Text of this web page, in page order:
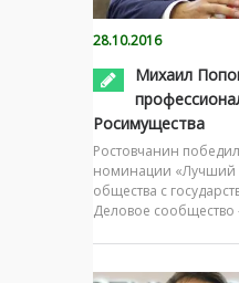
28.10.2016
Михаил
Росимущества
Ростовчанин
номинации «Лучший
общества с
Деловое